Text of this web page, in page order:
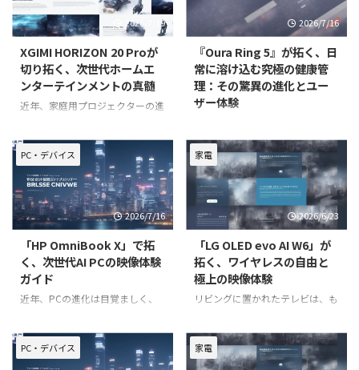
テイメントを楽しめる画期的な製
品として、多くのユー
でしょうか。しかし、最新のロボ
ット掃除機「Roborock Q
2026/7/19
XGIMI HORIZON 20 Proが
切り拓く、次世代ホームエ
ンターテインメントの真髄
近年、家庭用プロジェクターの進
装置の枠を超え、リビングを最先
端のエンターテインメント空間へ
と変貌させています。その中で
も、特に注目を集めているのが
XGIMI（エクスジミー）から2025
年10月23日に発売された
2026/7/16
『Oura Ring 5』が拓く、日
常に溶け込む究極の健康管
理：その驚異の進化とユー
ザー体験
意識は大きく変化しています。多
忙な日々の中で、いかに効率的か
つ継続的に自身の身体と向き合う
か。この問いに対する一つの革新
的な解答として、ウェアラブルデ
バイスは進化を遂げてきました。
特に、指に装着するだけで日々の
PC・デバイス
2026/7/16
「HP OmniBook X」で拓
く、次世代AI PCの映像体験
ガイド
近年、PCの進化は目覚ましく、
ちのデジタルライフは新たな局面
を迎えています。中でも、HP
OmniBook Xは、その最先端を行
家電
2026/6/23
「LG OLED evo AI W6」が
拓く、ワイヤレスの自由と
極上の映像体験
リビングに置かれたテレビは、も
ありません。空間と一体化し、生
活に溶け込みながら、かつてない
ほどの没入感あふれる映像体験を
PC・デバイス 家電